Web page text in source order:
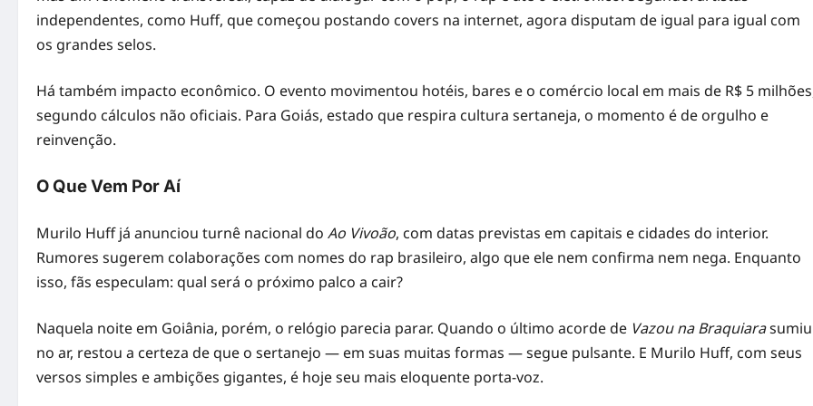
independentes, como Huff, que começou postando covers na internet, agora disputam de igual para igual com
os grandes selos.
Há também impacto econômico. O evento movimentou hotéis, bares e o comércio local em mais de R$ 5
segundo cálculos não oficiais. Para Goiás, estado que respira cultura sertaneja, o momento é de orgulho e
reinvenção.
O Que Vem Por Aí
Murilo Huff já anunciou turnê nacional do Ao Vivoão, com datas previstas em capitais e cidades do interior.
Rumores sugerem colaborações com nomes do rap brasileiro, algo que ele nem confirma nem nega. Enquanto
isso, fãs especulam: qual será o próximo palco a cair?
Naquela noite em Goiânia, porém, o relógio parecia parar. Quando o último acorde de Vazou na Braquiarasumiu
no ar, restou a certeza de que o sertanejo — em suas muitas formas — segue pulsante. E Murilo Huff, com seus
versos simples e ambições gigantes, é hoje seu mais eloquente porta-voz.